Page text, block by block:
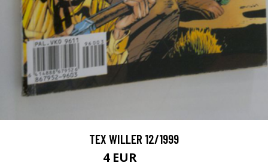
TEX WILLER 12/1999
4 EUR